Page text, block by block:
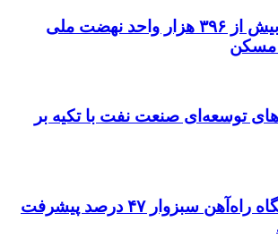
تأمین مالی بیش از ۳۹۶ هزار واحد نهضت ملی
مسکن
توسعه‌ای صنعت نفت با تکیه بر
بازوند: ایستگاه راه‌آهن سبزوار ۴۷ درصد پیشرفت